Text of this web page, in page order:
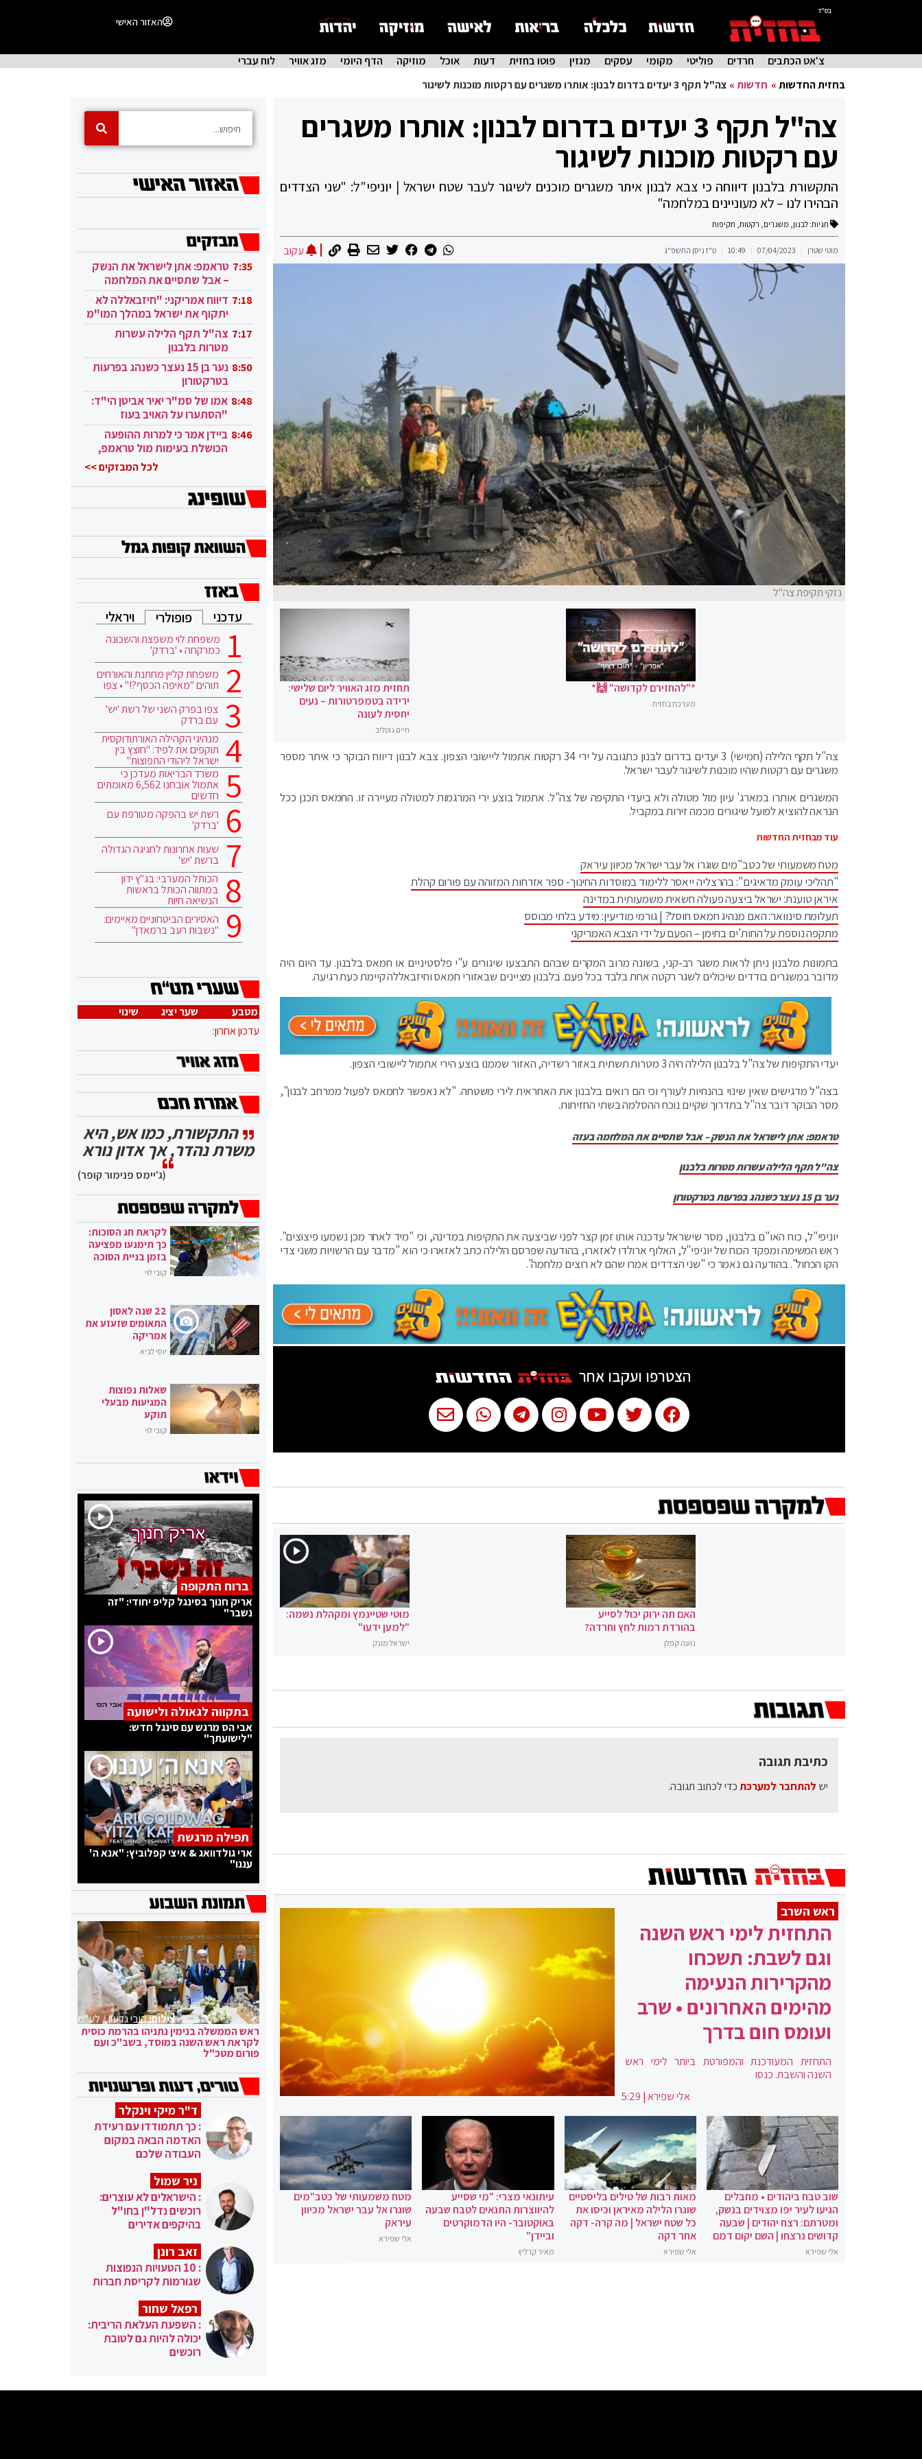
בס"ד
האזור האישי
צ'אט הכתבים חרדים פוליטי מקומי עסקים מגזין פוטו בחזית דעות אוכל מוזיקה הדף היומי מזג אוויר
לוח עברי
בחזית החדשות» חדשות» צה"ל תקף 3 יעדים בדרום לבנון: אותרו משגרים עם רקטות מוכנות לשיגור
צה"ל תקף 3 יעדים בדרום לבנון: אותרו משגרים
עם רקטות מוכנות לשיגור
התקשורת בלבנון דיווחה כי צבא לבנון איתר משגרים מוכנים לשיגור לעבר שטח ישראל | יוניפי"ל: "שני הצדדים
הבהירו לנו – לא מעוניינים במלחמה"
תגיות: לבנון, משגרים, רקטות, תקיפות
מוטי שטרן 07/04/2023
10:49 ט"ז ניסן התשפ"ג עקוב
נזקי תקיפת צה"ל
*"להחזירם לקדושה" 🙌*
מערכת בחזית
תחזית מזג האוויר ליום שלישי:
ירידה בטמפרטורות – נעים
יחסית לעונה
חיים גוטליב
צה"ל תקף הלילה (חמישי) 3 יעדים בדרום לבנון כתגובה על ירי 34 רקטות אתמול ליישובי הצפון. צבא לבנון דיווח הבוקר כי איתר מספר
משגרים עם רקטות שהיו מוכנות לשיגור לעבר ישראל.
המשגרים אותרו במארג' עיון מול מטולה ולא ביעדי התקיפה של צה"ל. אתמול בוצע ירי המרגמות למטולה מעיירה זו. החמאס תכנן ככל
הנראה להוציא לפועל שיגורים מכמה זירות במקביל.
עוד מבחזית החדשות
מטח משמעותי של כטב"מים שוגרו אל עבר ישראל מכיוון עיראק
"תהליכי עומק מדאיגים": בהרצליה ייאסר ללימוד במוסדות החינוך- ספר אזרחות המזוהה עם פורום קהלת
איראן טוענת: ישראל ביצעה פעולה חשאית משמעותית במדינה
תעלומת סינוואר: האם מנהיג חמאס חוסל? | גורמי מודיעין: מידע בלתי מבוסס
מתקפה נוספת על החות'ים בתימן – הפעם על ידי הצבא האמריקני
בתמונות מלבנון ניתן לראות משגר רב-קני, בשונה מרוב המקרים שבהם התבצעו שיגורים ע"י פלסטיניים או חמאס בלבנון. עד היום היה
מדובר במשגרים בודדים שיכולים לשגר רקטה אחת בלבד בכל פעם. בלבנון מציינים שבאזורי חמאס וחיזבאללה קיימת כעת רגיעה.
יעדי התקיפות של צה"ל בלבנון הלילה היה 3 מטרות תשתית באזור רשדיה, האזור שממנו בוצע הירי אתמול ליישובי הצפון.
בצה"ל מדגישים שאין שינוי בהנחיות לעורף וכי הם רואים בלבנון את האחראית לירי משטחה. "לא נאפשר לחמאס לפעול ממרחב לבנון",
מסר הבוקר דובר צה"ל בתדרוך שקיים נוכח ההסלמה בשתי החזיתות.
טראמפ: אתן לישראל את הנשק – אבל שתסיים את המלחמה בעזה
צה"ל תקף הלילה עשרות מטרות בלבנון
נער בן 15 נעצר כשנהג בפרעות בטרקטורון
יוניפי"ל, כוח האו"ם בלבנון, מסר שישראל עדכנה אותו זמן קצר לפני שביצעה את התקיפות במדינה, וכי "מיד לאחר מכן נשמעו פיצוצים".
ראש המשימה ומפקד הכוח של יוניפי"ל, האלוף ארולדו לאזארו, בהודעה שפרסם הלילה כתב לאזארו כי הוא "מדבר עם הרשויות משני צדי
הקו הכחול". בהודעה גם נאמר כי "שני הצדדים אמרו שהם לא רוצים מלחמה".
הצטרפו ועקבו אחר
האם תה ירוק יכול לסייע
בהורדת רמות לחץ וחרדה?
נועה קפלן
מוטי שטיינמץ ומקהלת נשמה:
"למען ידעו"
ישראל מונק
כתיבת תגובה
יש להתחבר למערכתכדי לכתוב תגובה.
ראש השרב
התחזית לימי ראש השנה
וגם לשבת: תשכחו
מהקרירות הנעימה
מהימים האחרונים • שרב
ועומס חום בדרך
התחזית המעודכנת והמפורטת ביותר לימי ראש
השנה והשבת. כנסו
אלי שפירא|
5:29
שוב טבח ביהודים • מחבלים
הגיעו לעיר יפו מצוידים בנשק,
ומטרתם: רצח יהודים | שבעה
קדושים נרצחו | השם יקום דמם
אלי שפירא
מאות רבות של טילים בליסטיים
שוגרו הלילה מאיראן וכיסו את
כל שטח ישראל | מה קרה- דקה
אחר דקה
אלי שפירא
עיתונאי מצרי: "מי שסייע
להיווצרות התנאים לטבח שבעה
באוקטובר- היו הדמוקרטים
וביידן"
מאיר קרליץ
מטח משמעותי של כטב"מים
שוגרו אל עבר ישראל מכיוון
עיראק
אלי שפירא
7:35 טראמפ: אתן לישראל את הנשק
– אבל שתסיים את המלחמה
בעזה 7:18 דיווח אמריקני: "חיזבאללה לא
יתקוף את ישראל במהלך המו"מ
בקטאר" 7:17 צה"ל תקף הלילה עשרות
מטרות בלבנון
8:50
נער בן 15 נעצר כשנהג בפרעות
בטרקטורון
8:48 אמו של סמ"ר יאיר אביטן הי"ד:
"הסתערו על האויב בעוז
ובגבורה" 8:46 ביידן אמר כי למרות ההופעה
הכושלת בעימות מול טראמפ,
לכל המבזקים >>
עדכני פופולרי ויראלי
משפחת לוי משפצת והשכונה
כמרקחה • 'ברדק'
משפחת קליין מחתנת והאורחים
תוהים "מאיפה הכסף?!" • צפו
צפו בפרק השני של רשת 'יש'
עם ברדק
מנהיגי הקהילה האורתודוקסית
תוקפים את לפיד: "חוצץ בין
ישראל ליהודי התפוצות"
משרד הבריאות מעדכן כי
אתמול אובחנו 6,562 מאומתים
חדשים
רשת יש בהפקה מטורפת עם
'ברדק'
שעות אחרונות לחגיגה הגדולה
ברשת 'יש'
הכותל המערבי: בג"ץ ידון
במתווה הכותל בראשות
הנשיאה חיות
האסירים הביטחוניים מאיימים:
"נשבות רעב ברמאדן"
מטבע שער יציג
שינוי
עדכון אחרון:
התקשורת, כמו אש, היא
משרת נהדר, אך אדון נורא
(ג'יימס פנימור קופר)
לקראת חג הסוכות:
כך תימנעו מפציעה
בזמן בניית הסוכה
קובי לוי
22 שנה לאסון
התאומים שזעזע את
אמריקה
יוסי לביא
שאלות נפוצות
המגיעות מבעלי
תוקע
קובי לוי
ברוח התקופה
אריק חנוך בסינגל קליפ יחודי: "זה
נשבר"
בתקווה לגאולה ולישועה
אבי הס מרגש עם סינגל חדש:
"לישועתך"
תפילה מרגשת
ארי גולדוואג & איצי קפלוביץ: "אנא ה'
עננו"
צילום:קובי גדעון / לע"מ
ראש הממשלה בנימין נתניהו בהרמת כוסית
לקראת ראש השנה במוסד, בשב"כ ועם
פורום מטכ"ל
ד"ר מיקי וינקלר
: כך תתמודדו עם רעידת
האדמה הבאה במקום
העבודה שלכם
ניר שמול
: הישראלים לא עוצרים:
רוכשים נדל"ן בחו"ל
בהיקפים אדירים
זאב רונן
: 10 הטעויות הנפוצות
שגורמות לקריסת חברות
רפאל שחור
: השפעת העלאת הריבית:
יכולה להיות גם לטובת
רוכשים